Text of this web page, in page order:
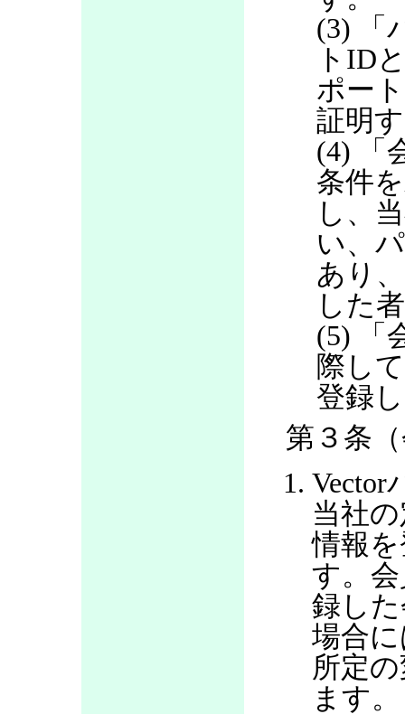
(3) 「
トID
ポー
証明
(4) 「
条件
し、
い、
あり
した
(5) 「
際し
登録
第３条
Vector
当社
情報
す。
録し
場合
所定
ます。